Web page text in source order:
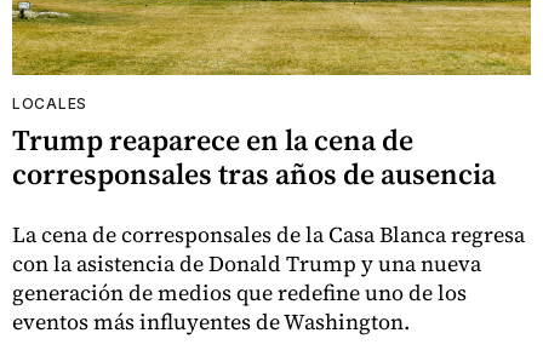
LOCALES
Trump reaparece en la cena de
corresponsales tras años de ausencia
La cena de corresponsales de la Casa Blanca regresa
con la asistencia de Donald Trump y una nueva
generación de medios que redefine uno de los
eventos más influyentes de Washington.